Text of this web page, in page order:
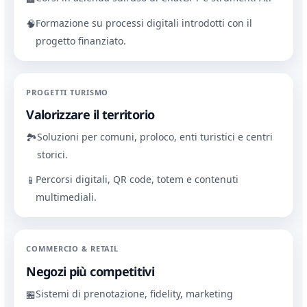
🧠Formazione su processi digitali introdotti con il
progetto finanziato.
PROGETTI TURISMO
Valorizzare il territorio
🏞Soluzioni per comuni, proloco, enti turistici e centri
storici.
📱 Percorsi digitali, QR code, totem e contenuti
multimediali.
COMMERCIO & RETAIL
Negozi più competitivi
🏪Sistemi di prenotazione, fidelity, marketing